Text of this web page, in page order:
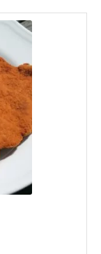
forró
Így
mindig
ropogós